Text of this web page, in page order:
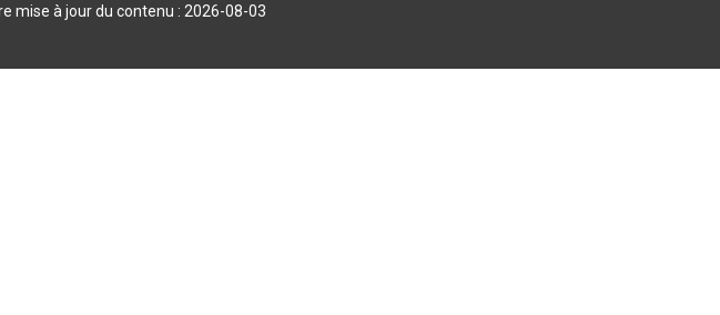
mise à jour du contenu : 2026-08-03